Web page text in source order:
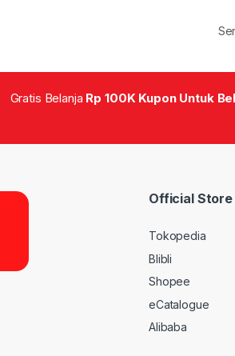
Gratis Belanja Rp 100K Kupon Untuk
Official Store
Tokopedia
Blibli
Shopee
eCatalogue
Alibaba